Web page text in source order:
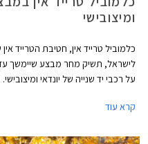
ומיצובישי
כלמוביל טרייד אין, חטיבת הטרייד
על רכבי יד שנייה של יונדאי
קרא עוד